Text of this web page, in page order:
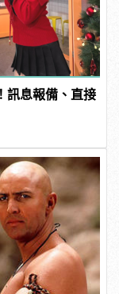
訊息報備、直接